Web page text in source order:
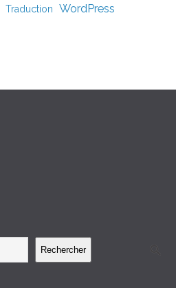
Traduction WordPress
Rechercher